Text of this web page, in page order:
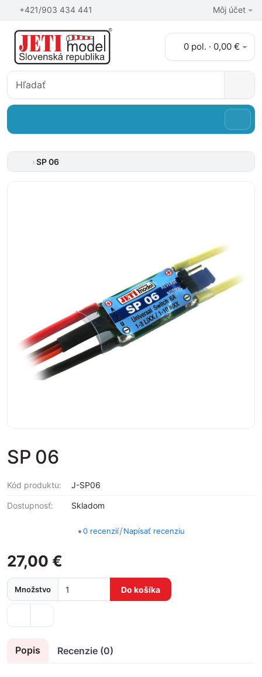
+421/903 434 441 Môj účet
0 pol. · 0,00 €
SP 06
SP 06
Kód produktu: J-SP06
Dostupnosť: Skladom
•0 recenzií/Napísať recenziu
27,00 €
Množstvo Do košíka
Popis Recenzie (0)